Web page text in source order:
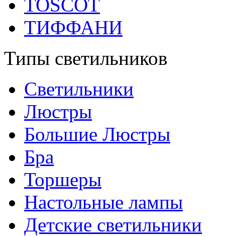
TOSCOT
ТИФФАНИ
Типы светильников
Светильники
Люстры
Большие Люстры
Бра
Торшеры
Настольные лампы
Детские светильники